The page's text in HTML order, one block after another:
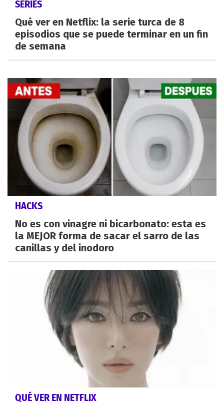
SERIES
Qué ver en Netflix: la serie turca de 8
episodios que se puede terminar en un fin
de semana
HACKS
No es con vinagre ni bicarbonato: esta es
la MEJOR forma de sacar el sarro de las
canillas y del inodoro
QUÉ VER EN NETFLIX